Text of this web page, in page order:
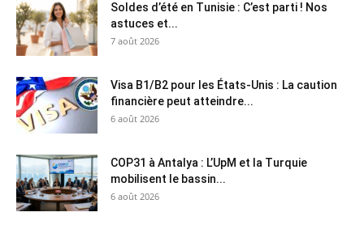
Soldes d’été en Tunisie : C’est parti ! Nos
astuces et...
7 août 2026
Visa B1/B2 pour les États-Unis : La caution
financière peut atteindre...
6 août 2026
COP31 à Antalya : L’UpM et la Turquie
mobilisent le bassin...
6 août 2026